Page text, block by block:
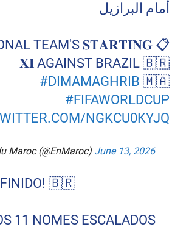
أمام البرازيل
TEAM'S 𝐒𝐓𝐀𝐑𝐓𝐈𝐍𝐆
𝐗𝐈 AGAINST BRAZIL 🇧🇷
#DIMAMAGHRIB 🇲🇦
#FIFAWORLDCUP
NGKCU0KYJQ
Maroc (@EnMaroc) June 13, 2026
🇧🇷
11 NOMES ESCALADOS